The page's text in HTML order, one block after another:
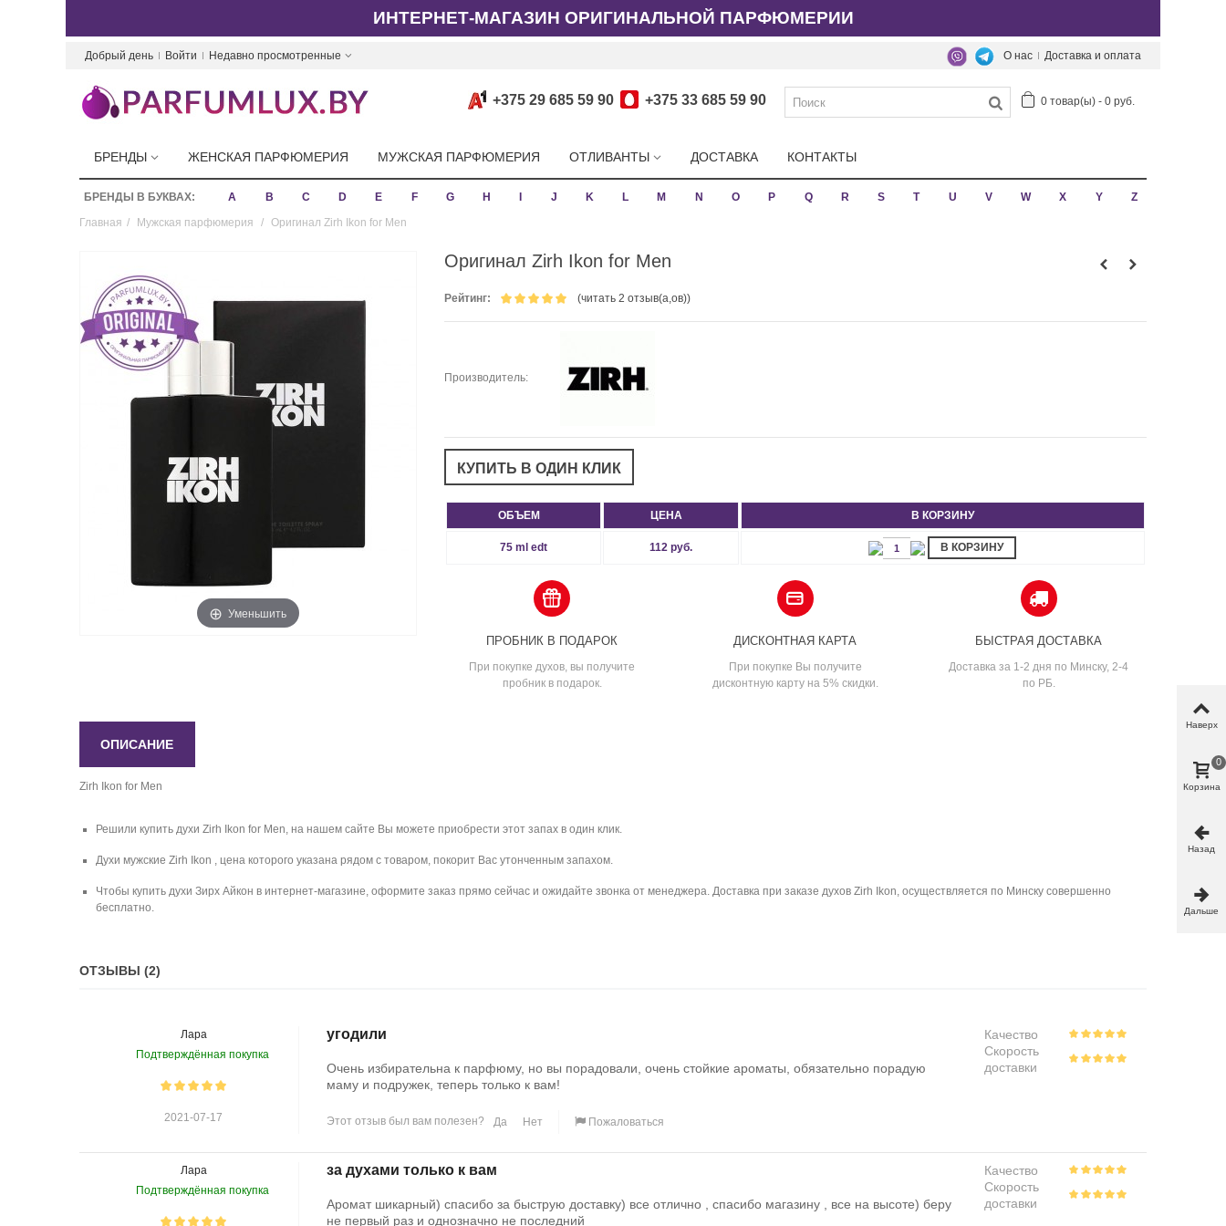
ИНТЕРНЕТ-МАГАЗИН ОРИГИНАЛЬНОЙ ПАРФЮМЕРИИ
Добрый день Войти Недавно просмотренные Доставка и оплата
О нас
0 товар(ы) - 0 руб.
+375 29 685 59 90 +375 33 685 59 90
БРЕНДЫ ЖЕНСКАЯ ПАРФЮМЕРИЯ МУЖСКАЯ ПАРФЮМЕРИЯ ОТЛИВАНТЫ ДОСТАВКА КОНТАКТЫ
БРЕНДЫ В БУКВАХ: A B C D E F G H J K L M N O P Q R S T U V W X Y
Z
Главная / Мужская парфюмерия / Оригинал Zirh Ikon for Men
Уменьшить
Оригинал Zirh Ikon for Men
Рейтинг: (читать 2 отзыв(а,ов))
Производитель:
ОБЪЕМ ЦЕНА В КОРЗИНУ
75 ml edt 112 руб. В КОРЗИНУ
ПРОБНИК В ПОДАРОК
При покупке духов, вы получите
пробник в подарок.
ДИСКОНТНАЯ КАРТА
При покупке Вы получите
дисконтную карту на 5% скидки.
БЫСТРАЯ ДОСТАВКА
Доставка за 1-2 дня по Минску, 2-4
по РБ.
ОПИСАНИЕ
Zirh Ikon for Men
Решили купить духи Zirh Ikon for Men, на нашем сайте Вы можете приобрести этот запах в один клик.
Духи мужские Zirh Ikon , цена которого указана рядом с товаром, покорит Вас утонченным запахом.
Чтобы купить духи Зирх Айкон в интернет-магазине, оформите заказ прямо сейчас и ожидайте звонка от менеджера. Доставка при заказе духов Zirh Ikon, осуществляется по Минску совершенно
бесплатно.
ОТЗЫВЫ (2)
Лара
Подтверждённая покупка
2021-07-17
угодили
Очень избирательна к парфюму, но вы порадовали, очень стойкие ароматы, обязательно порадую
маму и подружек, теперь только к вам!
Качество
Скорость
доставки
Этот отзыв был вам полезен? Да Нет Пожаловаться
Лара
Подтверждённая покупка
за духами только к вам
Аромат шикарный) спасибо за быструю доставку) все отлично , спасибо магазину , все на высоте) беру
не первый раз и однозначно не последний
Качество
Скорость
доставки
Наверх
Корзина
0
Назад
Дальше